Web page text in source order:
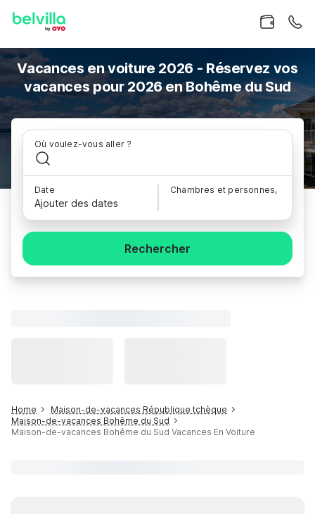
Vacances en voiture 2026 - Réservez vos
vacances pour 2026 en Bohême du Sud
Où voulez-vous aller ?
Date
Ajouter des dates
Chambres et personnes,
Rechercher
Home
Maison-de-vacances République tchèque
Maison-de-vacances Bohême du Sud
Maison-de-vacances Bohême du Sud Vacances En Voiture